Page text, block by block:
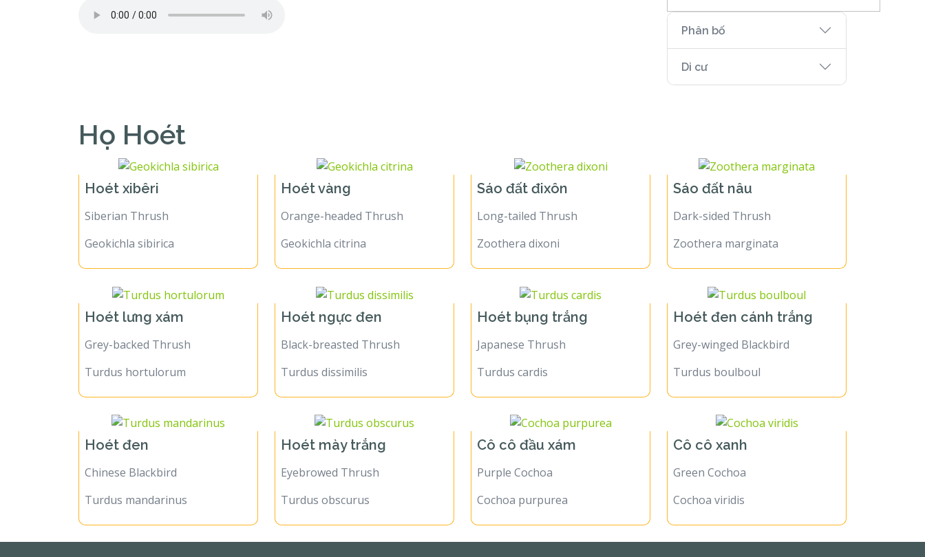
Phân bố
Di cư
Họ Hoét
Hoét xibêri
Siberian Thrush
Geokichla sibirica
Hoét vàng
Orange-headed Thrush
Geokichla citrina
Sáo đất đixôn
Long-tailed Thrush
Zoothera dixoni
Sáo đất nâu
Dark-sided Thrush
Zoothera marginata
Hoét lưng xám
Grey-backed Thrush
Turdus hortulorum
Hoét ngực đen
Black-breasted Thrush
Turdus dissimilis
Hoét bụng trắng
Japanese Thrush
Turdus cardis
Hoét đen cánh trắng
Grey-winged Blackbird
Turdus boulboul
Hoét đen
Chinese Blackbird
Turdus mandarinus
Hoét mày trắng
Eyebrowed Thrush
Turdus obscurus
Cô cô đầu xám
Purple Cochoa
Cochoa purpurea
Cô cô xanh
Green Cochoa
Cochoa viridis